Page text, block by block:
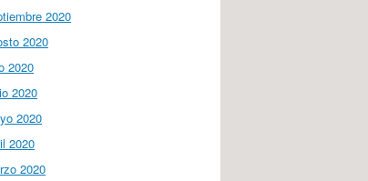
2020
2020
2020
2020
2020
2020
2020